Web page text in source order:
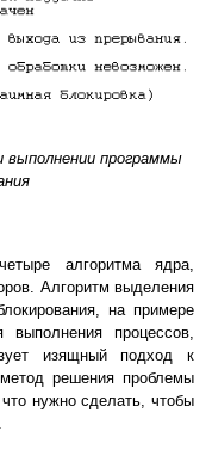
выполнении программы
алгоритма ядра,
Алгоритм выделения
на примере
выполнения процессов,
изящный подход к
решения проблемы
нужно сделать, чтобы